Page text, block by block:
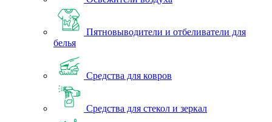
Пятновыводители и отбеливатели для
белья
Средства для ковров
Средства для стекол и зеркал